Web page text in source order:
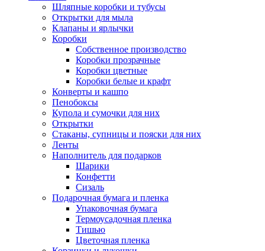
Шляпные коробки и тубусы
Открытки для мыла
Клапаны и ярлычки
Коробки
Собственное производство
Коробки прозрачные
Коробки цветные
Коробки белые и крафт
Конверты и кашпо
Пенобоксы
Купола и сумочки для них
Открытки
Стаканы, супницы и пояски для них
Ленты
Наполнитель для подарков
Шарики
Конфетти
Сизаль
Подарочная бумага и пленка
Упаковочная бумага
Термоусадочная пленка
Тишью
Цветочная пленка